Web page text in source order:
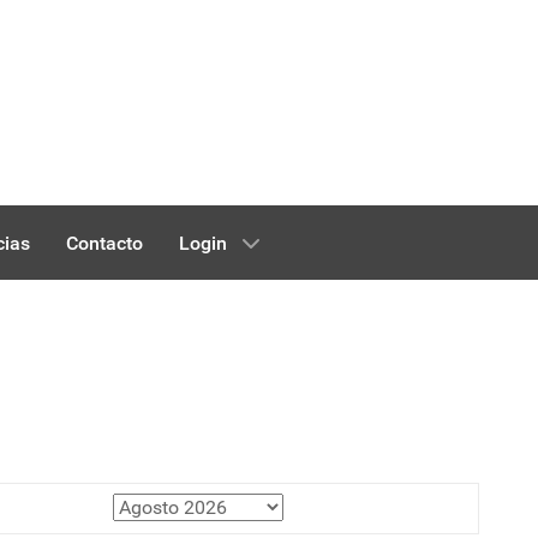
Contacto Login